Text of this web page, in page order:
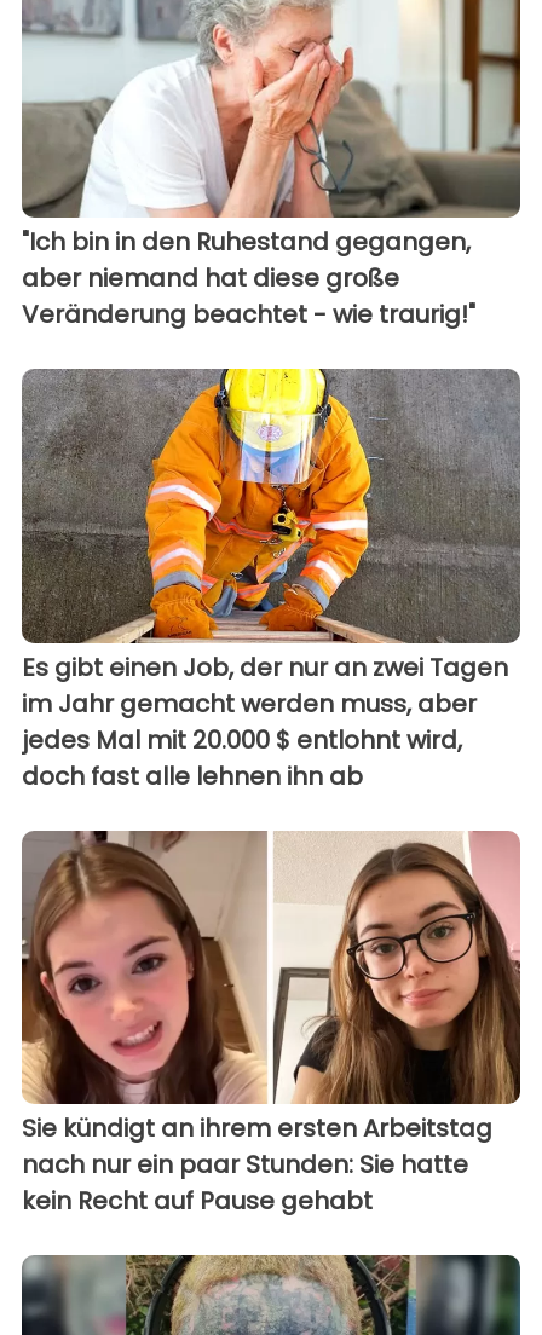
"Ich bin in den Ruhestand gegangen,
aber niemand hat diese große
Veränderung beachtet - wie traurig!"
Es gibt einen Job, der nur an zwei Tagen
im Jahr gemacht werden muss, aber
jedes Mal mit 20.000 $ entlohnt wird,
doch fast alle lehnen ihn ab
Sie kündigt an ihrem ersten Arbeitstag
nach nur ein paar Stunden: Sie hatte
kein Recht auf Pause gehabt